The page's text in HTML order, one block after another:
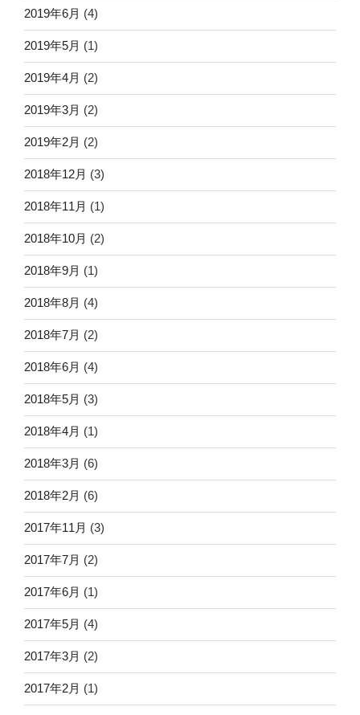
2019年6月 (4)
2019年5月 (1)
2019年4月 (2)
2019年3月 (2)
2019年2月 (2)
2018年12月 (3)
2018年11月 (1)
2018年10月 (2)
2018年9月 (1)
2018年8月 (4)
2018年7月 (2)
2018年6月 (4)
2018年5月 (3)
2018年4月 (1)
2018年3月 (6)
2018年2月 (6)
2017年11月 (3)
2017年7月 (2)
2017年6月 (1)
2017年5月 (4)
2017年3月 (2)
2017年2月 (1)